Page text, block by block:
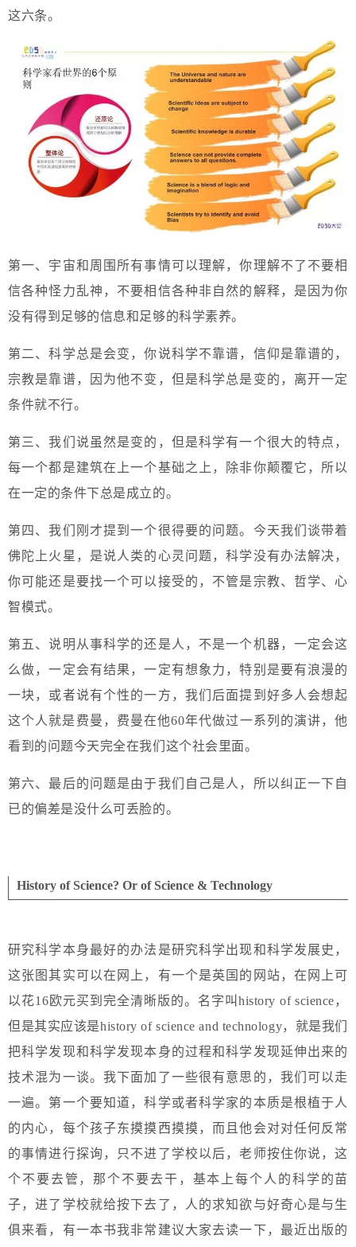
这六条。
第一、宇宙和周围所有事情可以理解，你理解不了不要相
信各种怪力乱神，不要相信各种非自然的解释，是因为你
没有得到足够的信息和足够的科学素养。
第二、科学总是会变，你说科学不靠谱，信仰是靠谱的，
宗教是靠谱，因为他不变，但是科学总是变的，离开一定
条件就不行。
第三、我们说虽然是变的，但是科学有一个很大的特点，
每一个都是建筑在上一个基础之上，除非你颠覆它，所以
在一定的条件下总是成立的。
第四、我们刚才提到一个很得要的问题。今天我们谈带着
佛陀上火星，是说人类的心灵问题，科学没有办法解决，
你可能还是要找一个可以接受的，不管是宗教、哲学、心
智模式。
第五、说明从事科学的还是人，不是一个机器，一定会这
么做，一定会有结果，一定有想象力，特别是要有浪漫的
一块，或者说有个性的一方，我们后面提到好多人会想起
这个人就是费曼，费曼在他60年代做过一系列的演讲，他
看到的问题今天完全在我们这个社会里面。
第六、最后的问题是由于我们自己是人，所以纠正一下自
已的偏差是没什么可丢脸的。
History of Science? Or of Science & Technology
研究科学本身最好的办法是研究科学出现和科学发展史，
这张图其实可以在网上，有一个是英国的网站，在网上可
以花16欧元买到完全清晰版的。名字叫history of science，
但是其实应该是history of science and technology，就是我们
把科学发现和科学发现本身的过程和科学发现延伸出来的
技术混为一谈。我下面加了一些很有意思的，我们可以走
一遍。第一个要知道，科学或者科学家的本质是根植于人
的内心，每个孩子东摸摸西摸摸，而且他会对对任何反常
的事情进行探询，只不进了学校以后，老师按住你说，这
个不要去管，那个不要去干，基本上每个人的科学的苗
子，进了学校就给按下去了，人的求知欲与好奇心是与生
俱来看，有一本书我非常建议大家去读一下，最近出版的